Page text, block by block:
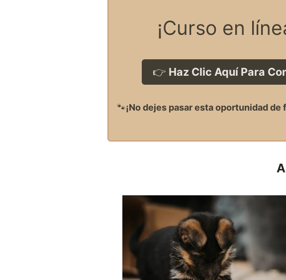
¡Curso en
👉 Haz Clic Aquí Para
🐾¡No dejes pasar esta oportunidad